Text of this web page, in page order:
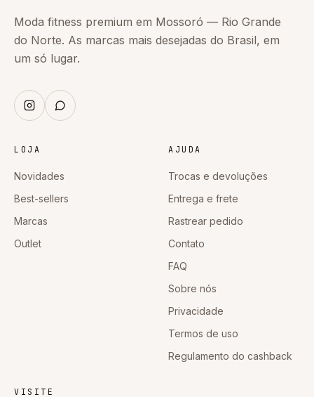
Moda fitness premium em Mossoró — Rio Grande
do Norte. As marcas mais desejadas do Brasil, em
um só lugar.
LOJA
Novidades
Best-sellers
Marcas
Outlet
AJUDA
Trocas e devoluções
Entrega e frete
Rastrear pedido
Contato
FAQ
Sobre nós
Privacidade
Termos de uso
Regulamento do cashback
VISITE